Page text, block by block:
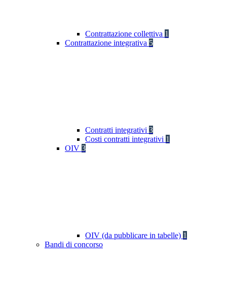
Contrattazione collettiva 1
Contrattazione integrativa 5
Contratti integrativi 3
Costi contratti integrativi 1
OIV 3
OIV (da pubblicare in tabelle) 1
Bandi di concorso